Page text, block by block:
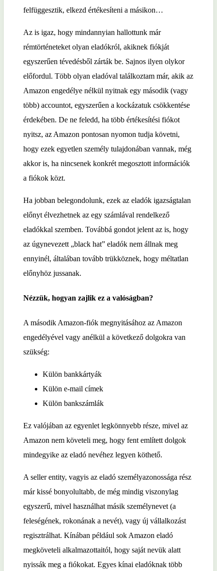
felfüggesztik, elkezd értékesíteni a másikon…
Az is igaz, hogy mindannyian hallottunk már
rémtörténeteket olyan eladókról, akiknek fiókját
egyszerűen tévedésből zárták be. Sajnos ilyen olykor
előfordul. Több olyan eladóval találkoztam már, akik az
Amazon engedélye nélkül nyitnak egy második (vagy
több) accountot, egyszerűen a kockázatuk csökkentése
érdekében. De ne feledd, ha több értékesítési fiókot
nyitsz, az Amazon pontosan nyomon tudja követni,
hogy ezek egyetlen személy tulajdonában vannak, még
akkor is, ha nincsenek konkrét megosztott információk
a fiókok közt.
Ha jobban belegondolunk, ezek az eladók igazságtalan
előnyt élvezhetnek az egy számlával rendelkező
eladókkal szemben. Továbbá gondot jelent az is, hogy
az úgynevezett „black hat” eladók nem állnak meg
ennyinél, általában tovább trükköznek, hogy méltatlan
előnyhöz jussanak.
Nézzük, hogyan zajlik ez a valóságban?
A második Amazon-fiók megnyitásához az Amazon
engedélyével vagy anélkül a következő dolgokra van
szükség:
Külön bankkártyák
Külön e-mail címek
Külön bankszámlák
Ez valójában az egyenlet legkönnyebb része, mivel az
Amazon nem követeli meg, hogy fent említett dolgok
mindegyike az eladó nevéhez legyen köthető.
A seller entity, vagyis az eladó személyazonossága rész
már kissé bonyolultabb, de még mindig viszonylag
egyszerű, mivel használhat másik személynevet (a
feleségének, rokonának a nevét), vagy új vállalkozást
regisztrálhat. Kínában például sok Amazon eladó
megköveteli alkalmazottaitól, hogy saját nevük alatt
nyissák meg a fiókokat. Egyes kínai eladóknak több